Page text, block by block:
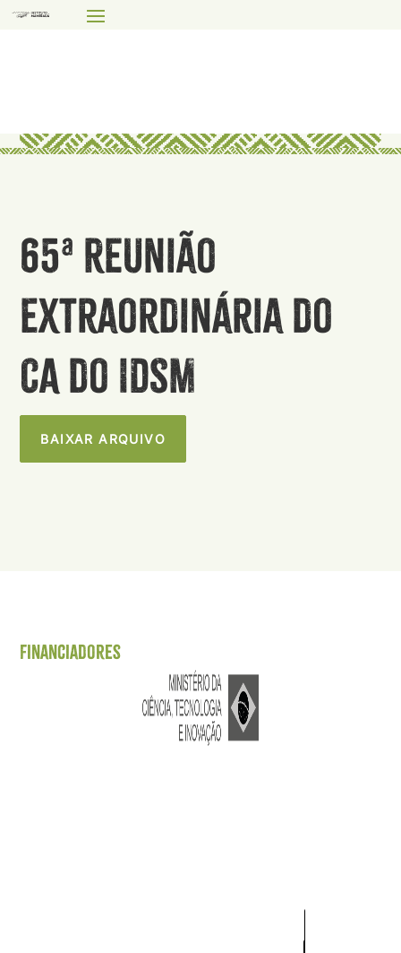
65ª Reunião
Extraordinária do
CA do IDSM
BAIXAR ARQUIVO
Financiadores